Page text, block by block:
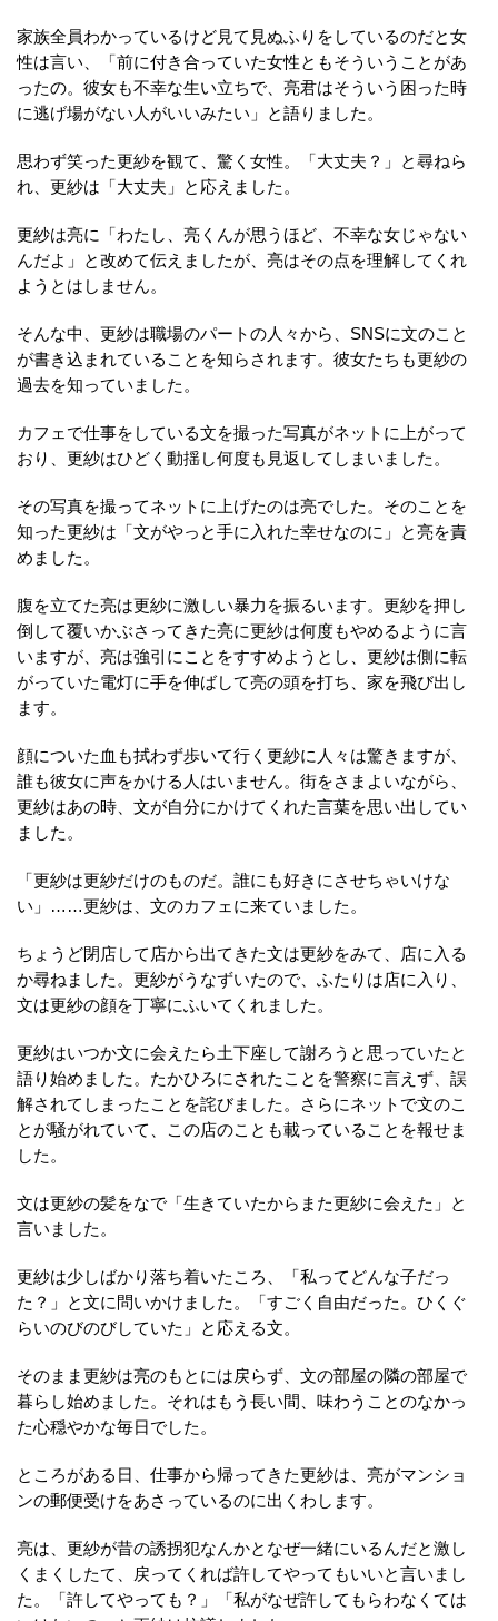
家族全員わかっているけど見て見ぬふりをしているのだと女
性は言い、「前に付き合っていた女性ともそういうことがあ
ったの。彼女も不幸な生い立ちで、亮君はそういう困った時
に逃げ場がない人がいいみたい」と語りました。
思わず笑った更紗を観て、驚く女性。「大丈夫？」と尋ねら
れ、更紗は「大丈夫」と応えました。
更紗は亮に「わたし、亮くんが思うほど、不幸な女じゃない
んだよ」と改めて伝えましたが、亮はその点を理解してくれ
ようとはしません。
そんな中、更紗は職場のパートの人々から、SNSに文のこと
が書き込まれていることを知らされます。彼女たちも更紗の
過去を知っていました。
カフェで仕事をしている文を撮った写真がネットに上がって
おり、更紗はひどく動揺し何度も見返してしまいました。
その写真を撮ってネットに上げたのは亮でした。そのことを
知った更紗は「文がやっと手に入れた幸せなのに」と亮を責
めました。
腹を立てた亮は更紗に激しい暴力を振るいます。更紗を押し
倒して覆いかぶさってきた亮に更紗は何度もやめるように言
いますが、亮は強引にことをすすめようとし、更紗は側に転
がっていた電灯に手を伸ばして亮の頭を打ち、家を飛び出し
ます。
顔についた血も拭わず歩いて行く更紗に人々は驚きますが、
誰も彼女に声をかける人はいません。街をさまよいながら、
更紗はあの時、文が自分にかけてくれた言葉を思い出してい
ました。
「更紗は更紗だけのものだ。誰にも好きにさせちゃいけな
い」……更紗は、文のカフェに来ていました。
ちょうど閉店して店から出てきた文は更紗をみて、店に入る
か尋ねました。更紗がうなずいたので、ふたりは店に入り、
文は更紗の顔を丁寧にふいてくれました。
更紗はいつか文に会えたら土下座して謝ろうと思っていたと
語り始めました。たかひろにされたことを警察に言えず、誤
解されてしまったことを詫びました。さらにネットで文のこ
とが騒がれていて、この店のことも載っていることを報せま
した。
文は更紗の髪をなで「生きていたからまた更紗に会えた」と
言いました。
更紗は少しばかり落ち着いたころ、「私ってどんな子だっ
た？」と文に問いかけました。「すごく自由だった。ひくぐ
らいのびのびしていた」と応える文。
そのまま更紗は亮のもとには戻らず、文の部屋の隣の部屋で
暮らし始めました。それはもう長い間、味わうことのなかっ
た心穏やかな毎日でした。
ところがある日、仕事から帰ってきた更紗は、亮がマンショ
ンの郵便受けをあさっているのに出くわします。
亮は、更紗が昔の誘拐犯なんかとなぜ一緒にいるんだと激し
くまくしたて、戻ってくれば許してやってもいいと言いまし
た。「許してやっても？」「私がなぜ許してもらわなくては